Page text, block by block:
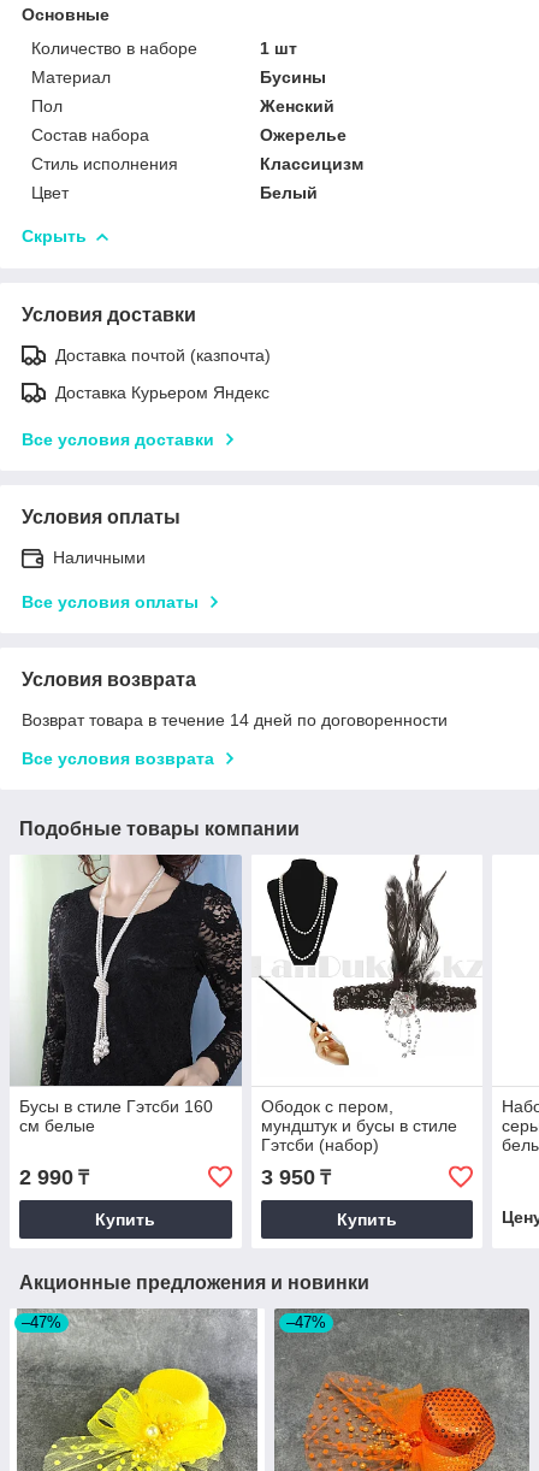
Основные
Количество в наборе
1 шт
Материал
Бусины
Пол
Женский
Состав набора
Ожерелье
Стиль исполнения
Классицизм
Цвет
Белый
Скрыть
Условия доставки
Доставка почтой (казпочта)
Доставка Курьером Яндекс
Все условия доставки
Условия оплаты
Наличными
Все условия оплаты
Условия возврата
Возврат товара в течение 14 дней по договоренности
Все условия возврата
Подобные товары компании
Бусы в стиле Гэтсби 160
см белые
2 990 ₸
Купить
Ободок с пером,
мундштук и бусы в стиле
Гэтсби (набор)
3 950₸
Купить
Акционные предложения и новинки
–47% –47%